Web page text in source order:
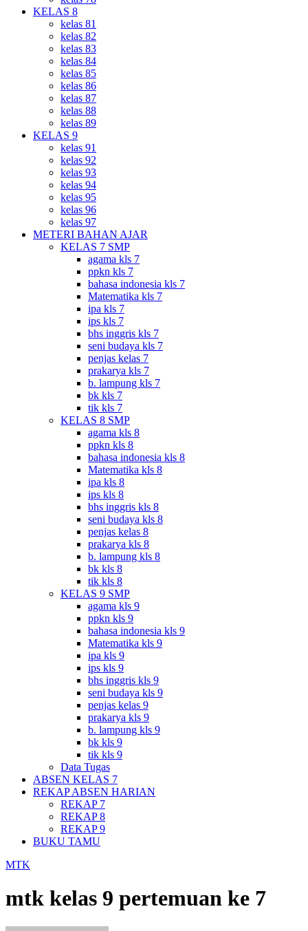
KELAS 8
kelas 81
kelas 82
kelas 83
kelas 84
kelas 85
kelas 86
kelas 87
kelas 88
kelas 89
KELAS 9
kelas 91
kelas 92
kelas 93
kelas 94
kelas 95
kelas 96
kelas 97
METERI BAHAN AJAR
KELAS 7 SMP
agama kls 7
ppkn kls 7
bahasa indonesia kls 7
Matematika kls 7
ipa kls 7
ips kls 7
bhs inggris kls 7
seni budaya kls 7
penjas kelas 7
prakarya kls 7
b. lampung kls 7
bk kls 7
tik kls 7
KELAS 8 SMP
agama kls 8
ppkn kls 8
bahasa indonesia kls 8
Matematika kls 8
ipa kls 8
ips kls 8
bhs inggris kls 8
seni budaya kls 8
penjas kelas 8
prakarya kls 8
b. lampung kls 8
bk kls 8
tik kls 8
KELAS 9 SMP
agama kls 9
ppkn kls 9
bahasa indonesia kls 9
Matematika kls 9
ipa kls 9
ips kls 9
bhs inggris kls 9
seni budaya kls 9
penjas kelas 9
prakarya kls 9
b. lampung kls 9
bk kls 9
tik kls 9
Data Tugas
ABSEN KELAS 7
REKAP ABSEN HARIAN
REKAP 7
REKAP 8
REKAP 9
BUKU TAMU
MTK
mtk kelas 9 pertemuan ke 7